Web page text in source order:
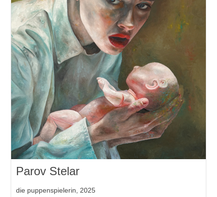
Parov Stelar
die puppenspielerin, 2025